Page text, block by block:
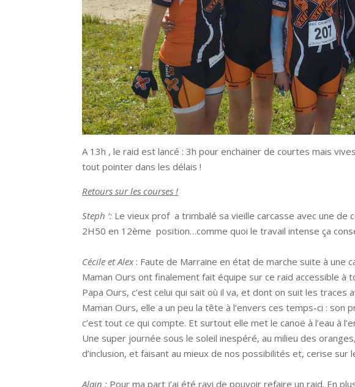
A 13h , le raid est lancé : 3h pour enchainer de courtes mais
tout pointer dans les délais !
Retours sur les courses !
Steph ‘: Le vieux prof a trimbalé sa vieille carcasse avec une
2H50 en 12ème position…comme quoi le travail intense ça
Cécile et Alex: Faute de Marraine en état de marche suite à une
Maman Ours ont finalement fait équipe sur ce raid accessible à
Papa Ours, c’est celui qui sait où il va, et dont on suit les
Maman Ours, elle a un peu la tête à l’envers ces temps-ci : son
c’est tout ce qui compte. Et surtout elle met le canoë à l’eau à
Une super journée sous le soleil inespéré, au milieu des
d’inclusion, et faisant au mieux de nos possibilités et, cerise sur
Alain : Pour ma part j’ai été ravi de pouvoir refaire un raid. En